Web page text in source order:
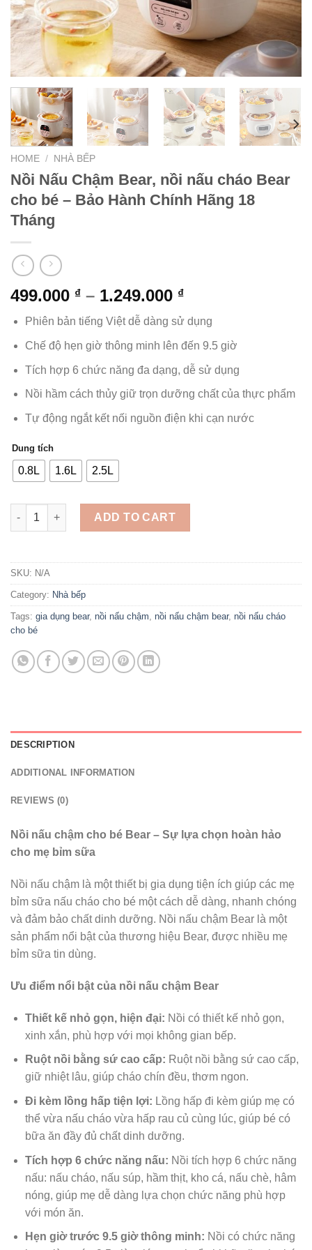
HOME / NHÀ BẾP
Nồi Nấu Chậm Bear, nồi nấu cháo Bear
cho bé – Bảo Hành Chính Hãng 18
Tháng
499.000 ₫ – 1.249.000 ₫
Phiên bản tiếng Việt dễ dàng sử dụng
Chế độ hẹn giờ thông minh lên đến 9.5 giờ
Tích hợp 6 chức năng đa dạng, dễ sử dụng
Nồi hầm cách thủy giữ trọn dưỡng chất của thực phẩm
Tự động ngắt kết nối nguồn điện khi cạn nước
Dung tích
0.8L 1.6L 2.5L
Nồi Nấu Chậm Bear, nồi nấu cháo Bear cho bé - Bảo Hành
ADD TO CART
SKU: N/A
Category: Nhà bếp
Tags: gia dụng bear, nồi nấu chậm, nồi nấu chậm bear, nồi nấu cháo
cho bé
DESCRIPTION
ADDITIONAL INFORMATION
REVIEWS (0)
Nồi nấu chậm cho bé Bear – Sự lựa chọn hoàn hảo
cho mẹ bỉm sữa
Nồi nấu chậm là một thiết bị gia dụng tiện ích giúp các mẹ
bỉm sữa nấu cháo cho bé một cách dễ dàng, nhanh chóng
và đảm bảo chất dinh dưỡng. Nồi nấu chậm Bear là một
sản phẩm nổi bật của thương hiệu Bear, được nhiều mẹ
bỉm sữa tin dùng.
Ưu điểm nổi bật của nồi nấu chậm Bear
Thiết kế nhỏ gọn, hiện đại: Nồi có thiết kế nhỏ gọn,
xinh xắn, phù hợp với mọi không gian bếp.
Ruột nồi bằng sứ cao cấp: Ruột nồi bằng sứ cao cấp,
giữ nhiệt lâu, giúp cháo chín đều, thơm ngon.
Đi kèm lồng hấp tiện lợi: Lồng hấp đi kèm giúp mẹ có
thể vừa nấu cháo vừa hấp rau củ cùng lúc, giúp bé có
bữa ăn đầy đủ chất dinh dưỡng.
Tích hợp 6 chức năng nấu: Nồi tích hợp 6 chức năng
nấu: nấu cháo, nấu súp, hầm thịt, kho cá, nấu chè, hâm
nóng, giúp mẹ dễ dàng lựa chọn chức năng phù hợp
với món ăn.
Hẹn giờ trước 9.5 giờ thông minh: Nồi có chức năng